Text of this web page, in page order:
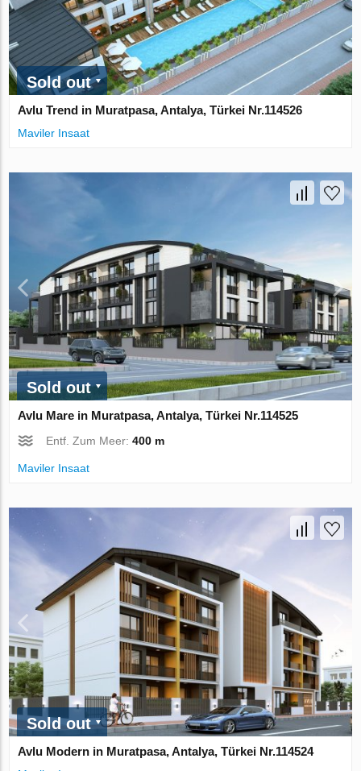
Sold out
Avlu Trend in Muratpasa, Antalya, Türkei Nr.114526
Maviler Insaat
Sold out
Avlu Mare in Muratpasa, Antalya, Türkei Nr.114525
Entf. Zum Meer:400 m
Maviler Insaat
Sold out
Avlu Modern in Muratpasa, Antalya, Türkei Nr.114524